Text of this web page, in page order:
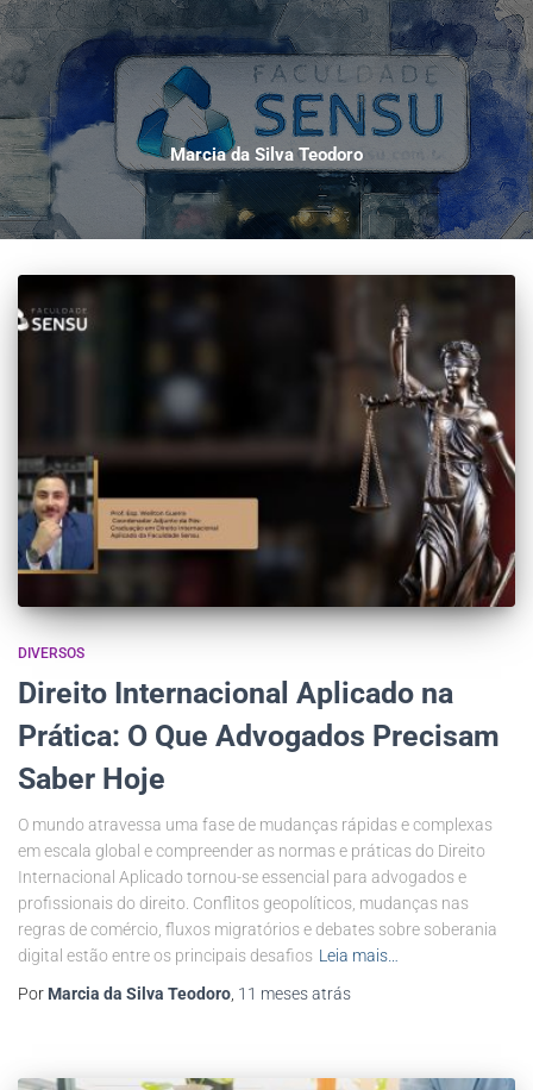
Marcia da Silva Teodoro
DIVERSOS
Direito Internacional Aplicado na
Prática: O Que Advogados Precisam
Saber Hoje
O mundo atravessa uma fase de mudanças rápidas e complexas
em escala global e compreender as normas e práticas do Direito
Internacional Aplicado tornou-se essencial para advogados e
profissionais do direito. Conflitos geopolíticos, mudanças nas
regras de comércio, fluxos migratórios e debates sobre soberania
digital estão entre os principais desafios Leia mais…
Por Marcia da Silva Teodoro 11 mesesatrás